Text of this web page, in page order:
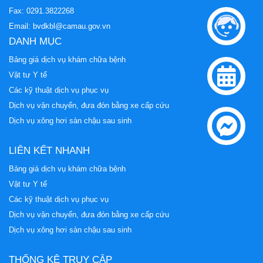
Fax: 0291.3822268
Email: bvdkbl@camau.gov.vn
DANH MỤC
Bảng giá dịch vụ khám chữa bệnh
Vật tư Y tế
Các kỹ thuật dịch vụ phục vụ
Dịch vụ vận chuyển, đưa đón bằng xe cấp cứu
Dịch vụ xông hơi sàn chậu sau sinh
LIÊN KẾT NHANH
Bảng giá dịch vụ khám chữa bệnh
Vật tư Y tế
Các kỹ thuật dịch vụ phục vụ
Dịch vụ vận chuyển, đưa đón bằng xe cấp cứu
Dịch vụ xông hơi sàn chậu sau sinh
THỐNG KÊ TRUY CẬP